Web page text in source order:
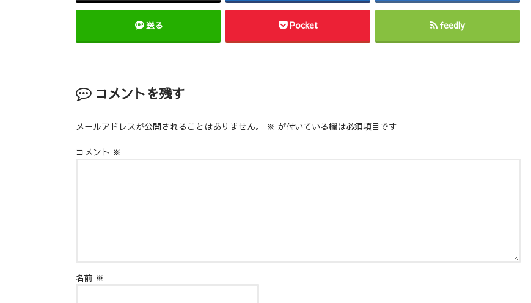
送る Pocket feedly
コメントを残す
メールアドレスが公開されることはありません。 ※ が付いている欄は必須項目です
コメント ※
名前 ※